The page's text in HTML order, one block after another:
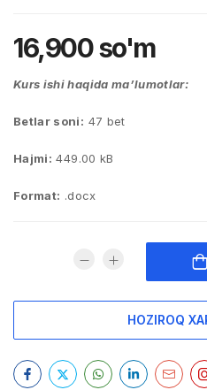
16,900so'm
Kurs ishi haqida ma’lumotlar:
Betlar soni: 47 bet
Hajmi: 449.00 kB
Format: .docx
HOZIROQ